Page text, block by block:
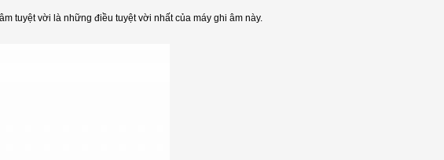
tuyệt vời là những điều tuyệt vời nhất của máy ghi âm này.